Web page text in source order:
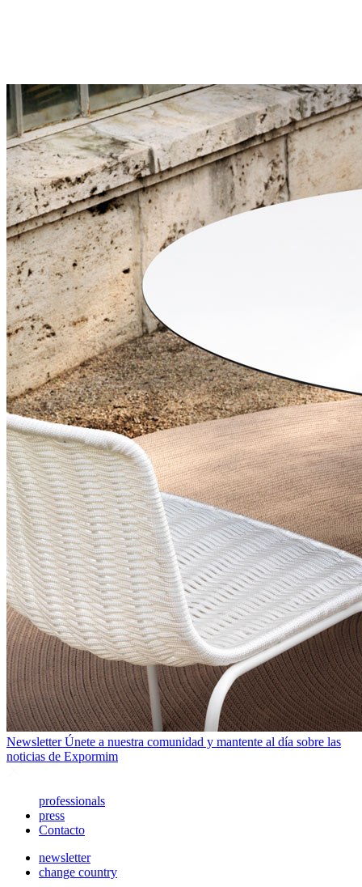
Newsletter Únete a nuestra comunidad y mantente al día sobre las
noticias de Expormim
professionals
press
Contacto
newsletter
change country